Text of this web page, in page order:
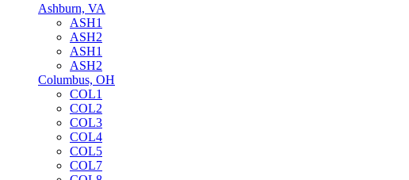
Ashburn, VA
ASH1
ASH2
ASH1
ASH2
Columbus, OH
COL1
COL2
COL3
COL4
COL5
COL7